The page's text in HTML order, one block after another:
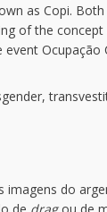
as Copi.
of the
Ocupação
imagens do